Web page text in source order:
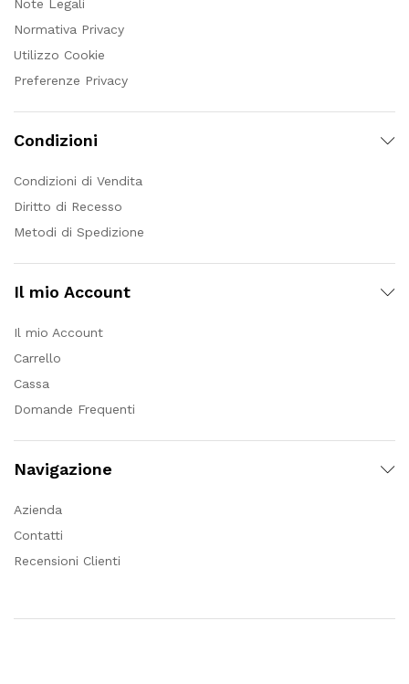
Note Legali
Normativa Privacy
Utilizzo Cookie
Preferenze Privacy
Condizioni
Condizioni di Vendita
Diritto di Recesso
Metodi di Spedizione
Il mio Account
Il mio Account
Carrello
Cassa
Domande Frequenti
Navigazione
Azienda
Contatti
Recensioni Clienti